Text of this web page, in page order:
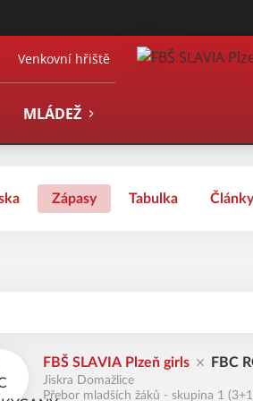
Venkovní hřiště
MLÁDEŽ
Zápasy Tabulka Články
FBŠ SLAVIA Plzeň girls FBC
Jiskra Domažlice
Přebor mladších žáků - skupina 1